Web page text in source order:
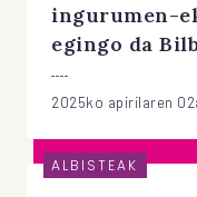
ingurumen-
egingo da
2025ko apirilaren
ALBISTEAK